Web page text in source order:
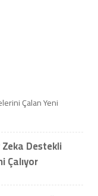
Çalan Yeni
Zeka Destekli
Çalıyor